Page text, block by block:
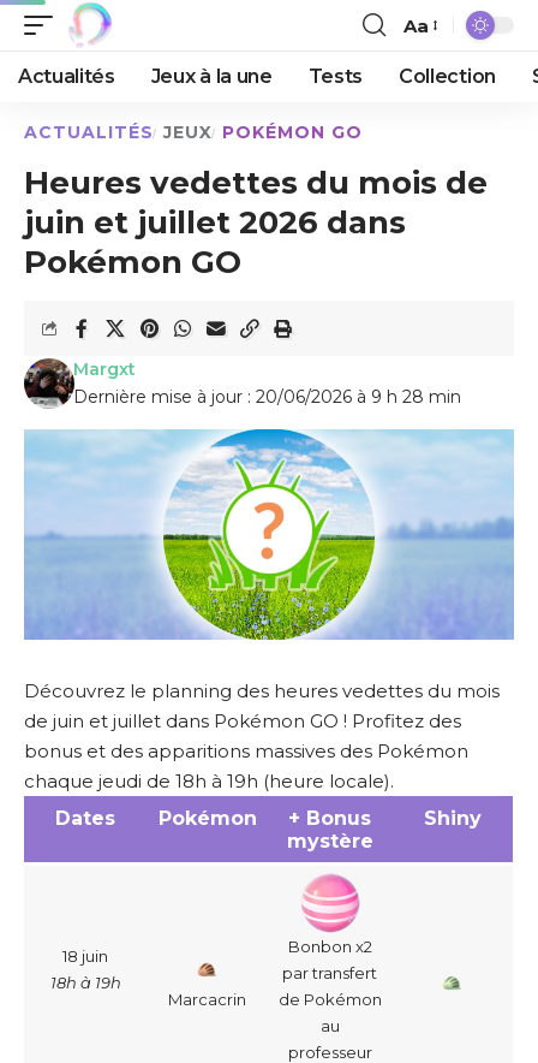
Aa
Actualités Jeux à la une Tests Collection
ACTUALITÉS JEUX POKÉMON GO
Heures vedettes du mois de
juin et juillet 2026 dans
Pokémon GO
Dernière mise à jour : 20/06/2026 à 9 h 28 min
Margxt
Découvrez le planning des heures vedettes du mois
de juin et juillet dans Pokémon GO ! Profitez des
bonus et des apparitions massives des Pokémon
chaque jeudi de 18h à 19h (heure locale).
Dates
Pokémon
+ Bonus
mystère
Shiny
18 juin
18h à 19h
Marcacrin
Bonbon x2
par transfert
de Pokémon
au
professeur